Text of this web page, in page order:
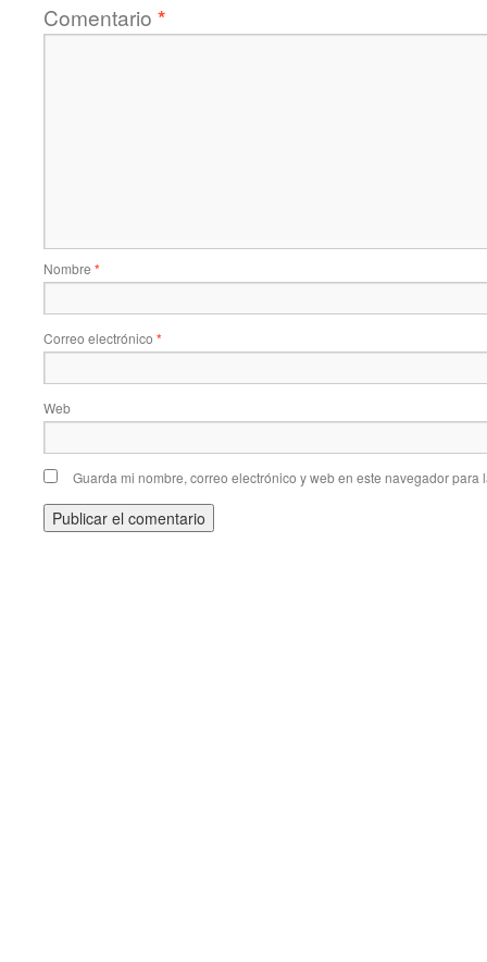
Comentario *
Nombre *
Correo electrónico *
Web
Guarda mi nombre, correo electrónico y web en este navegador para